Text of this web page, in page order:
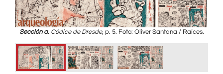
Sección a.Códice de Dresde, p. 5. Foto: Oliver Santana / Raíces.